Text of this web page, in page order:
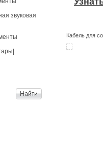
звуковая
Кабель для